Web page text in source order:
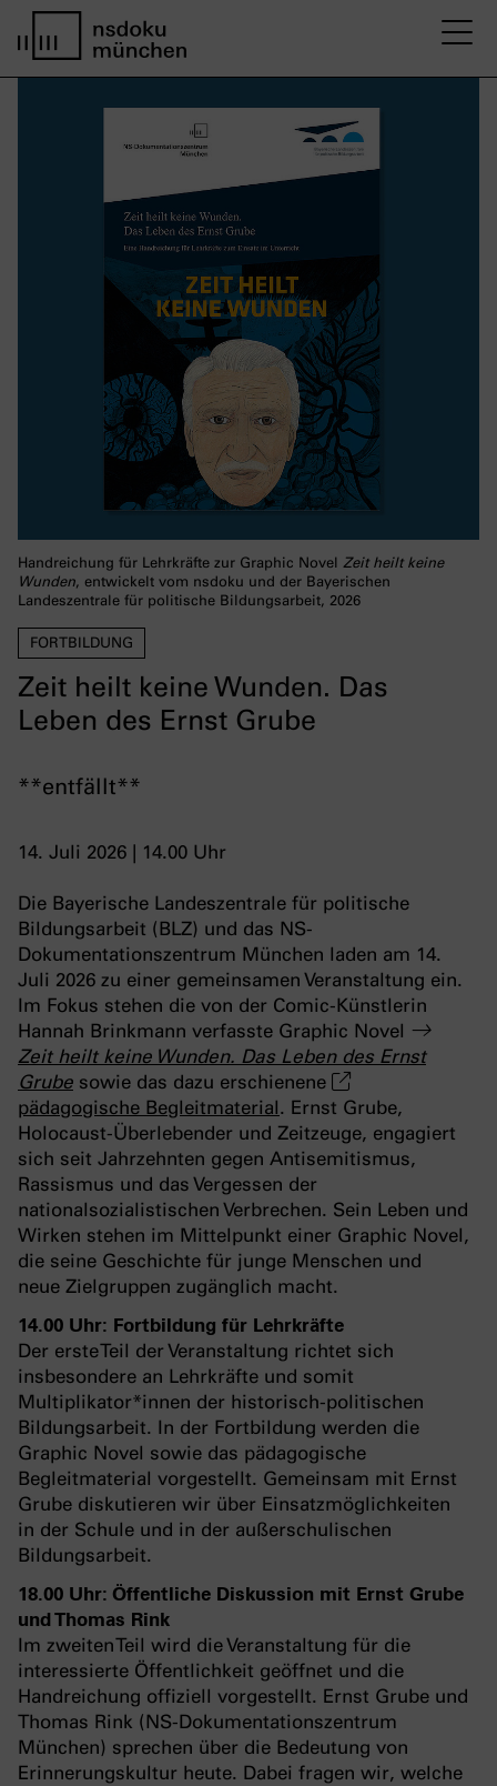
FORTBILDUNG
Zeit heilt keine Wunden. Das
Leben des Ernst Grube
**entfällt**
14. Juli 2026 | 14.00 Uhr
Handreichung für Lehrkräfte zur Graphic Novel Zeit heilt keine
Wunden, entwickelt vom nsdoku und der Bayerischen
Landeszentrale für politische Bildungsarbeit, 2026
Die Bayerische Landeszentrale für politische
Bildungsarbeit (BLZ) und das NS-
Dokumentationszentrum München laden am 14.
Juli 2026 zu einer gemeinsamen Veranstaltung ein.
Im Fokus stehen die von der Comic-Künstlerin
Hannah Brinkmann verfasste Graphic Novel
Zeit heilt keine Wunden. Das Leben des Ernst
Grube sowie das dazu erschienene
pädagogische Begleitmaterial. Ernst Grube,
Holocaust-Überlebender und Zeitzeuge, engagiert
sich seit Jahrzehnten gegen Antisemitismus,
Rassismus und das Vergessen der
nationalsozialistischen Verbrechen. Sein Leben und
Wirken stehen im Mittelpunkt einer Graphic Novel,
die seine Geschichte für junge Menschen und
neue Zielgruppen zugänglich macht.
14.00 Uhr: Fortbildung für Lehrkräfte
Der erste Teil der Veranstaltung richtet sich
insbesondere an Lehrkräfte und somit
Multiplikator*innen der historisch-politischen
Bildungsarbeit. In der Fortbildung werden die
Graphic Novel sowie das pädagogische
Begleitmaterial vorgestellt. Gemeinsam mit Ernst
Grube diskutieren wir über Einsatzmöglichkeiten
in der Schule und in der außerschulischen
Bildungsarbeit.
18.00 Uhr: Öffentliche Diskussion mit Ernst Grube
und Thomas Rink
Im zweiten Teil wird die Veranstaltung für die
interessierte Öffentlichkeit geöffnet und die
Handreichung offiziell vorgestellt. Ernst Grube und
Thomas Rink (NS-Dokumentationszentrum
München) sprechen über die Bedeutung von
Erinnerungskultur heute. Dabei fragen wir, welche